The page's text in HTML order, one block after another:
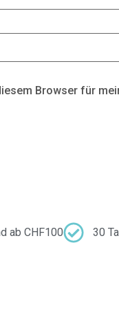
Browser für
ab CHF100 30